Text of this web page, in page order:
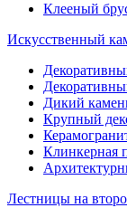
Клееный
Искусственный
Дикий
Крупный
Клинкерная
Лестницы на